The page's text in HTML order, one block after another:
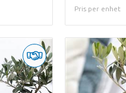
Pris per enhet